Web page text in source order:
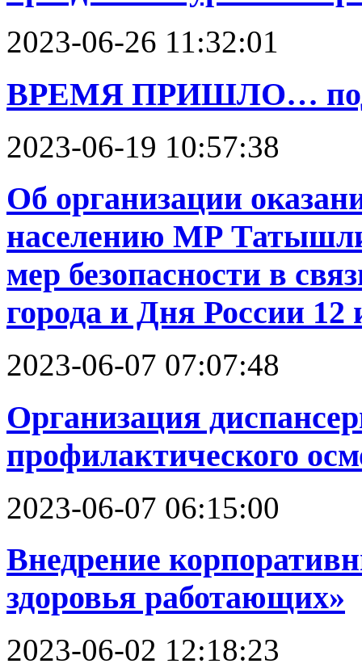
2023-06-26 11:32:01
ВРЕМЯ ПРИШЛО…
2023-06-19 10:57:38
Об организации
населению МР
мер безопасности в
города и Дня России 12
2023-06-07 07:07:48
Организация
профилактического
2023-06-07 06:15:00
Внедрение
здоровья работающих»
2023-06-02 12:18:23